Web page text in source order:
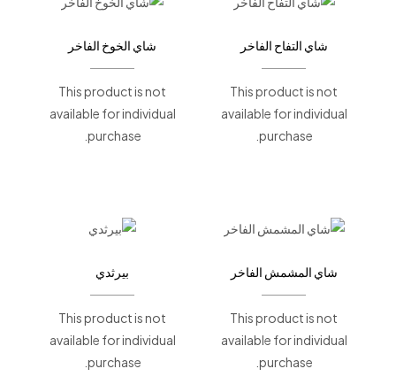
شاي التفاح الفاخر
This product is not
available for individual
purchase.
شاي الخوخ الفاخر
This product is not
available for individual
purchase.
شاي المشمش الفاخر
This product is not
available for individual
purchase.
بيرثدي
This product is not
available for individual
purchase.